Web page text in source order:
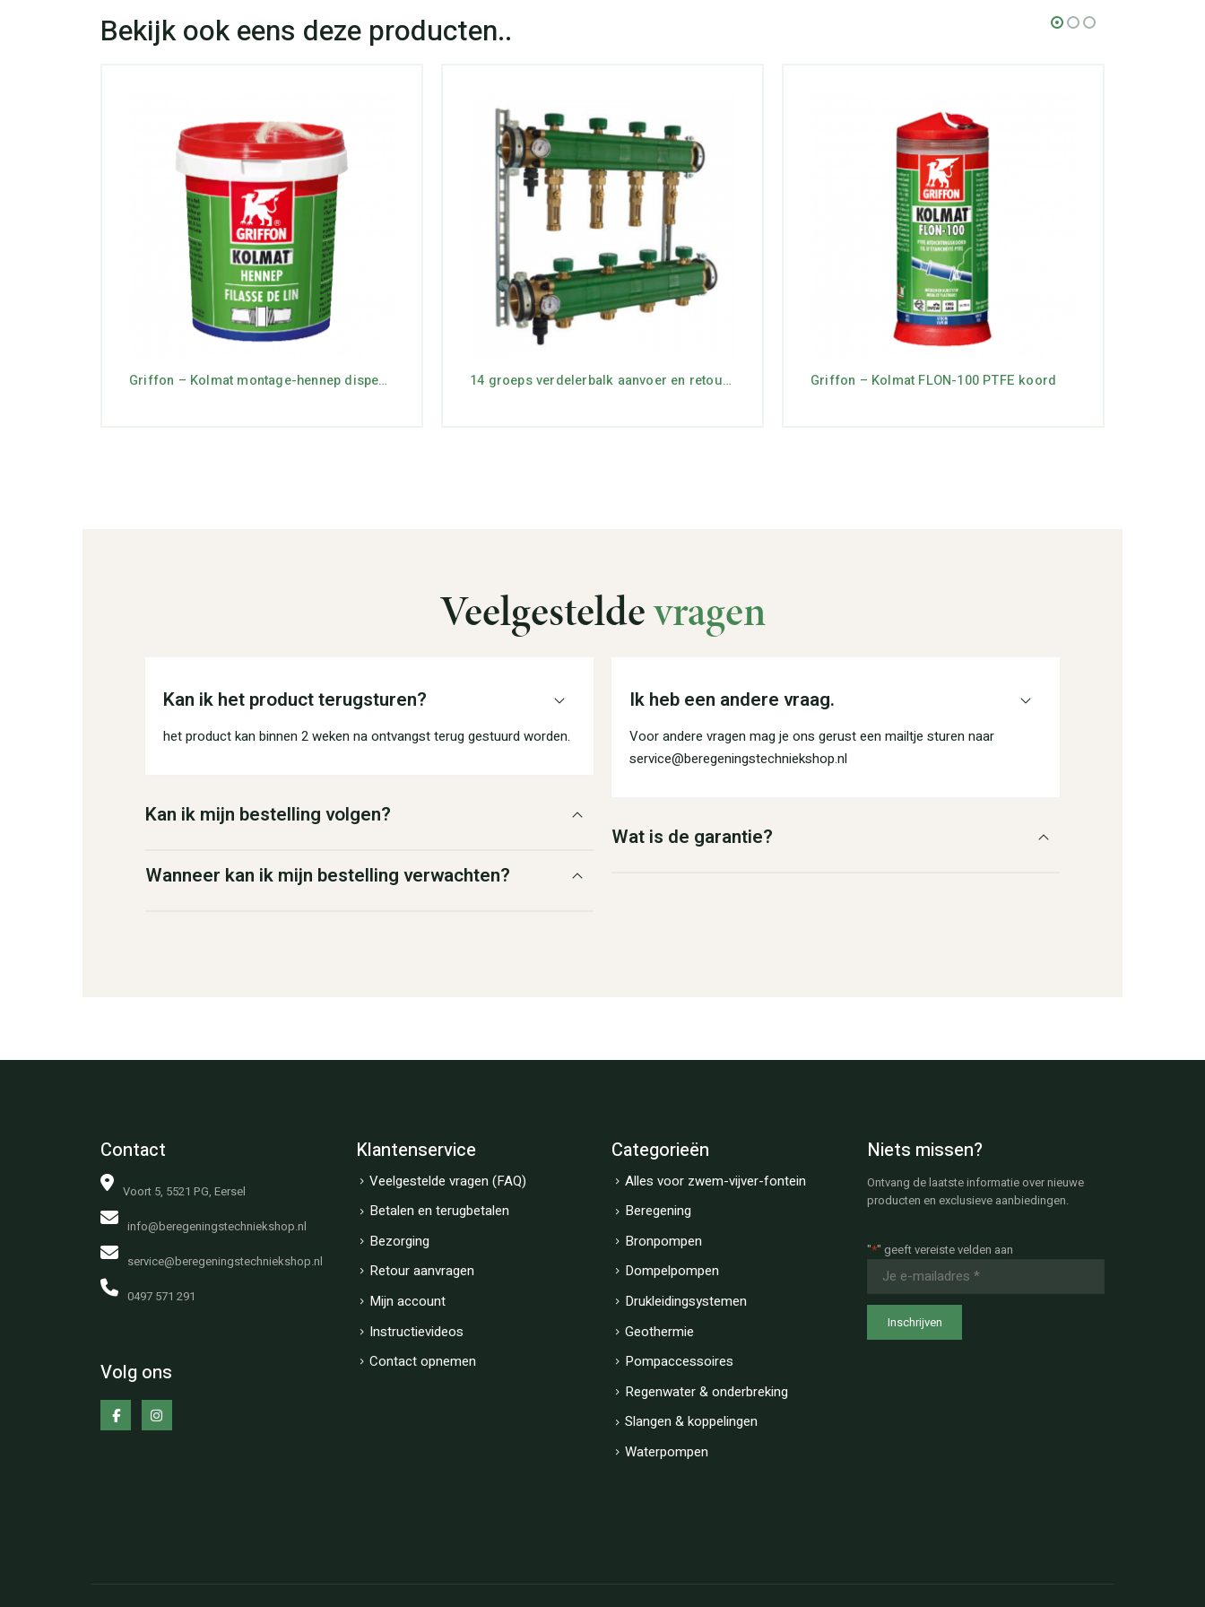
Griffon – Kolmat montage-hennep dispenser 80 gram 14 groeps verdelerbalk aanvoer en retour, set compleet Griffon – Kolmat FLON-100 PTFE koord
Veelgesteldevragen
Kan ik het product terugsturen?
het product kan binnen 2 weken na ontvangst terug gestuurd worden.
Kan ik mijn bestelling volgen?
Wanneer kan ik mijn bestelling verwachten?
Ik heb een andere vraag.
Voor andere vragen mag je ons gerust een mailtje sturen naar
service@beregeningstechniekshop.nl
Wat is de garantie?
Contact
Voort 5, 5521 PG, Eersel
info@beregeningstechniekshop.nl
service@beregeningstechniekshop.nl
0497 571 291
Volg ons
Klantenservice
Veelgestelde vragen (FAQ)
Betalen en terugbetalen
Bezorging
Retour aanvragen
Mijn account
Instructievideos
Contact opnemen
Categorieën
Alles voor zwem-vijver-fontein
Beregening
Bronpompen
Dompelpompen
Drukleidingsystemen
Geothermie
Pompaccessoires
Regenwater & onderbreking
Slangen & koppelingen
Waterpompen
Niets missen?
Ontvang de laatste informatie over nieuwe
producten en exclusieve aanbiedingen.
"*" geeft vereiste velden aan
mailadres
*